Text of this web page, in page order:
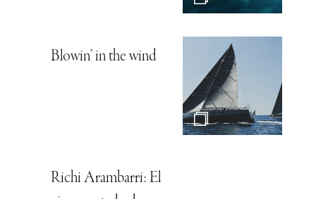
Blowin’ in the wind
Richi Arambarri: El